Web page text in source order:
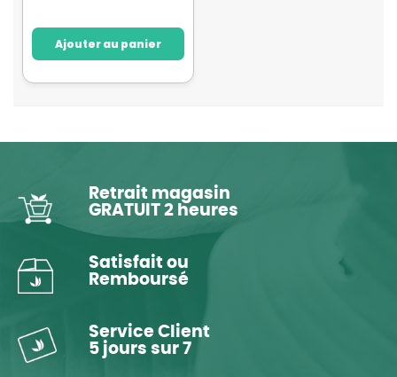
Ajouter au panier
Retrait magasin
GRATUIT 2 heures
Satisfait ou
Remboursé
Service Client
5 jours sur 7